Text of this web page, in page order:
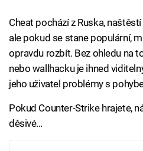
Cheat pochází z Ruska,
ale pokud se stane populární,
opravdu rozbít. Bez ohledu na
nebo wallhacku je ihned
jeho uživatel problémy s
Pokud Counter-Strike hrajete,
děsivé…